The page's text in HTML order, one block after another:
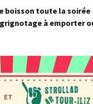
boisson toute la soirée
grignotage à emporter